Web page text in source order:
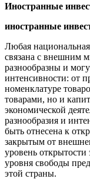
Иностранные
иностранные
Любая
связана с внешним
разнообразны и
интенсивности: от
номенклатуре
товарами, но и
экономической
разнообразия и
быть отнесена к
закрытым от
уровень
уровня свободы
этой страны.